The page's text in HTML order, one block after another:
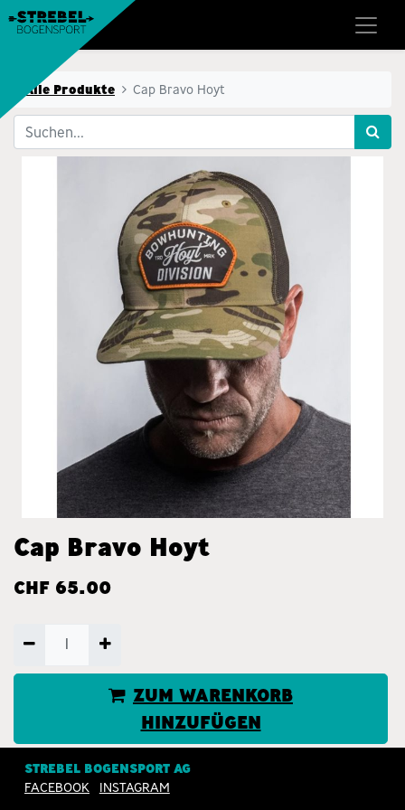
Alle Produkte Cap Bravo Hoyt
Cap Bravo Hoyt
CHF 65.00
ZUM WARENKORB
HINZUFÜGEN
JETZT KAUFEN
STREBEL BOGENSPORT AG
FACEBOOK
INSTAGRAM